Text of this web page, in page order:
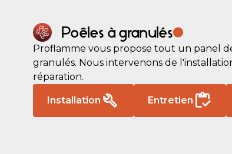
Poêles à granulés.
Proflamme vous propose tout un panel
granulés. Nous intervenons de
réparation.
Installation Entretien